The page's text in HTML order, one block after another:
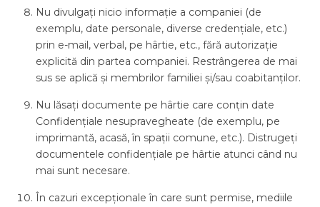
Nu divulgați nicio informație a companiei (de
exemplu, date personale, diverse credențiale, etc.)
prin e-mail, verbal, pe hârtie, etc., fără autorizație
explicită din partea companiei. Restrângerea de mai
sus se aplică și membrilor familiei și/sau coabitanților.
Nu lăsați documente pe hârtie care conțin date
Confidențiale nesupravegheate (de exemplu, pe
imprimantă, acasă, în spații comune, etc.). Distrugeți
documentele confidențiale pe hârtie atunci când nu
mai sunt necesare.
În cazuri excepționale în care sunt permise, mediile